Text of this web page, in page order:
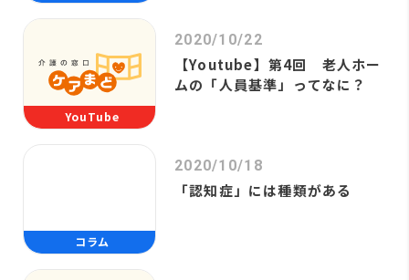
YouTube
2020/10/22
【Youtube】第4回 老人ホー
ムの「人員基準」ってなに？
コラム
2020/10/18
「認知症」には種類がある